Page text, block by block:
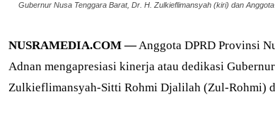
Gubernur Nusa Tenggara Barat, Dr. H. Zulkieflimansyah (kiri) dan
NUSRAMEDIA.COM —Anggota DPRD Provinsi
Adnan mengapresiasi kinerja atau dedikasi
Zulkieflimansyah-Sitti Rohmi Djalilah (Zul-Rohmi)